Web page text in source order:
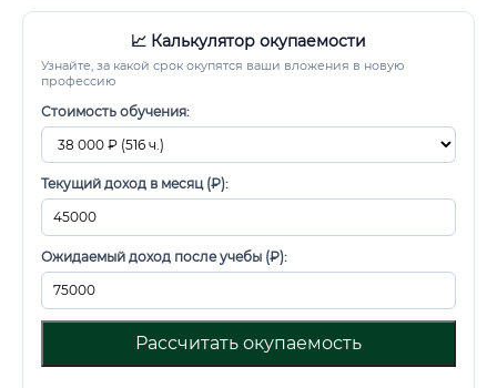
📈 Калькулятор окупаемости
Узнайте, за какой срок окупятся ваши вложения в новую
профессию
Стоимость обучения:
Текущий доход в месяц (₽):
Ожидаемый доход после учебы (₽):
Рассчитать окупаемость